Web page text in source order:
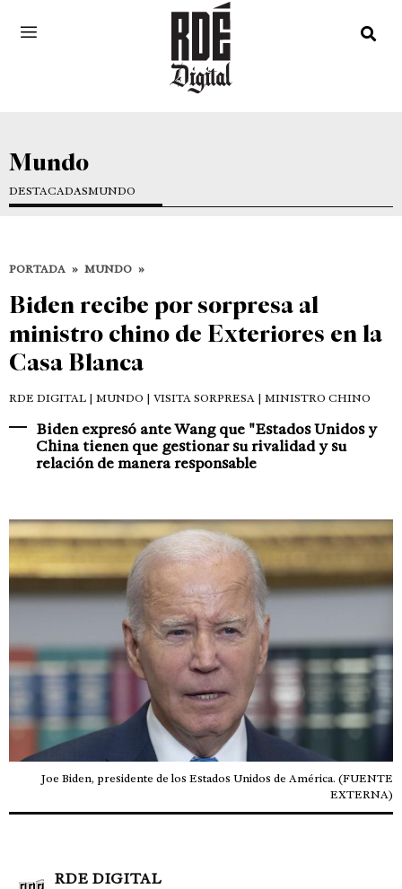
Mundo
DESTACADASMUNDO
PORTADA » MUNDO »
Biden recibe por sorpresa al
ministro chino de Exteriores en la
Casa Blanca
RDE DIGITAL | MUNDO | VISITA SORPRESA | MINISTRO CHINO
Biden expresó ante Wang que "Estados Unidos y
China tienen que gestionar su rivalidad y su
relación de manera responsable
Joe Biden, presidente de los Estados Unidos de América. (FUENTE
EXTERNA)
RDE DIGITAL